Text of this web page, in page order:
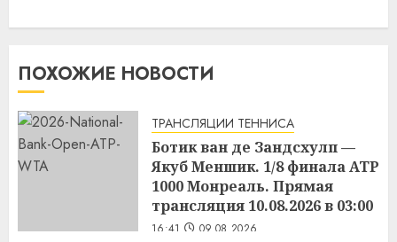
ПОХОЖИЕ НОВОСТИ
ТРАНСЛЯЦИИ ТЕННИСА
Ботик ван де Зандсхулп —
Якуб Меншик. 1/8 финала ATP
1000 Монреаль. Прямая
трансляция 10.08.2026 в 03:00
16:41 09.08.2026